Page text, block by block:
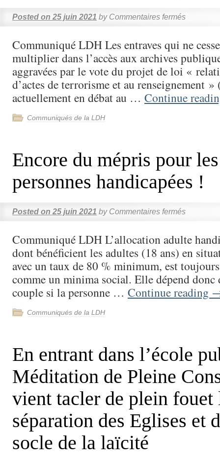
Posted on 25 juin 2021 by Commentaires fermés
Communiqué LDH Les entraves qui ne
multiplier dans l’accès aux archives
aggravées par le vote du projet de loi «
d’actes de terrorisme et au renseignement »
actuellement en débat au … Continue
Communiqués de la LDH
Encore du mépris pour les
personnes handicapées !
Posted on 25 juin 2021 by Commentaires fermés
Communiqué LDH L’allocation adulte
dont bénéficient les adultes (18 ans) en
avec un taux de 80 % minimum, est
comme un minima social. Elle dépend donc
couple si la personne … Continue reading
Communiqués de la LDH
En entrant dans l’école
Méditation de Pleine
vient tacler de plein fouet
séparation des Eglises et
socle de la laïcité